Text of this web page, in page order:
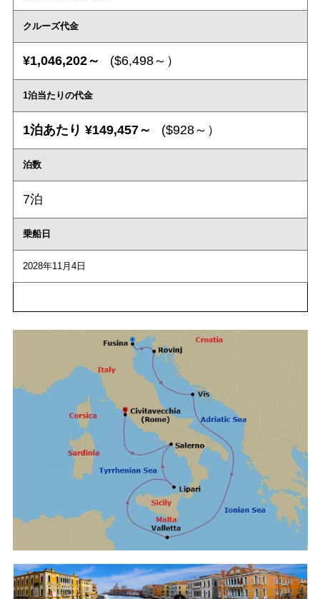
クルーズ代金
¥1,046,202～ ($6,498～）
1泊当たりの代金
1泊あたり ¥149,457～ ($928～）
泊数
7泊
乗船日
2028年11月4日